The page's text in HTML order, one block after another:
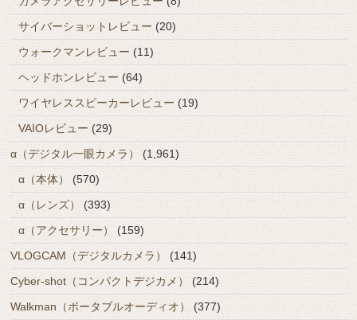
サイバーショットレビュー (20)
ウォークマンレビュー (11)
ヘッドホンレビュー (64)
ワイヤレススピーカーレビュー (19)
VAIOレビュー (29)
α（デジタル一眼カメラ）
(1,961)
α（本体）
(570)
α（レンズ）
(393)
α（アクセサリー）
(159)
VLOGCAM（デジタルカメラ）
(141)
Cyber-shot（コンパクトデジカメ）
(214)
Walkman（ポータブルオーディオ）
(377)